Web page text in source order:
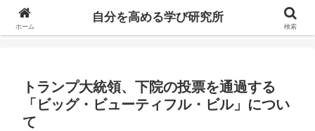
自分の価値を高めるための学びについて研究し、セミナーや情報（ブログ、動
トランプ大統領、下院の投票を通過する
「ビッグ・ビューティフル・ビル」につい
て
ホーム
自分を高める学び研究所
検索